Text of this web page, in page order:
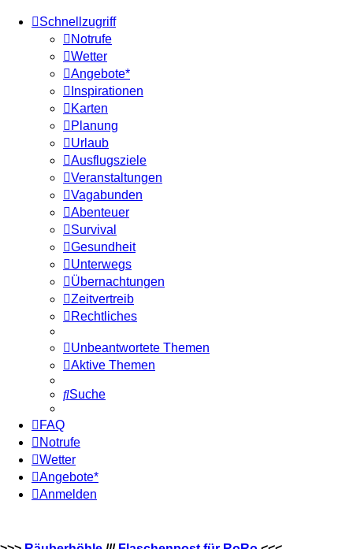
Schnellzugriff
Notrufe
Wetter
Angebote*
Inspirationen
Karten
Planung
Urlaub
Ausflugsziele
Veranstaltungen
Vagabunden
Abenteuer
Survival
Gesundheit
Unterwegs
Übernachtungen
Zeitvertreib
Rechtliches
Unbeantwortete Themen
Aktive Themen
Suche
FAQ
Notrufe
Wetter
Angebote*
Anmelden